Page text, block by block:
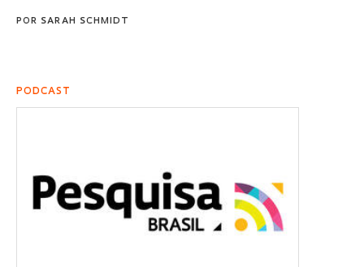
POR SARAH SCHMIDT
PODCAST